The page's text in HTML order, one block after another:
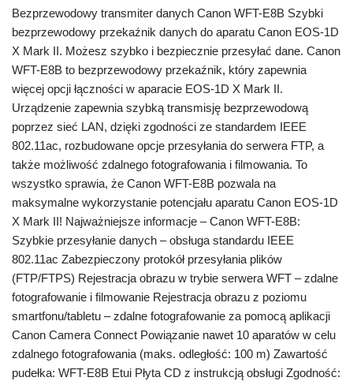
Bezprzewodowy transmiter danych Canon WFT-E8B Szybki
bezprzewodowy przekaźnik danych do aparatu Canon EOS-1D
X Mark II. Możesz szybko i bezpiecznie przesyłać dane. Canon
WFT-E8B to bezprzewodowy przekaźnik, który zapewnia
więcej opcji łączności w aparacie EOS-1D X Mark II.
Urządzenie zapewnia szybką transmisję bezprzewodową
poprzez sieć LAN, dzięki zgodności ze standardem IEEE
802.11ac, rozbudowane opcje przesyłania do serwera FTP, a
także możliwość zdalnego fotografowania i filmowania. To
wszystko sprawia, że Canon WFT-E8B pozwala na
maksymalne wykorzystanie potencjału aparatu Canon EOS-1D
X Mark II! Najważniejsze informacje – Canon WFT-E8B:
Szybkie przesyłanie danych – obsługa standardu IEEE
802.11ac Zabezpieczony protokół przesyłania plików
(FTP/FTPS) Rejestracja obrazu w trybie serwera WFT – zdalne
fotografowanie i filmowanie Rejestracja obrazu z poziomu
smartfonu/tabletu – zdalne fotografowanie za pomocą aplikacji
Canon Camera Connect Powiązanie nawet 10 aparatów w celu
zdalnego fotografowania (maks. odległość: 100 m) Zawartość
pudełka: WFT-E8B Etui Płyta CD z instrukcją obsługi Zgodność: